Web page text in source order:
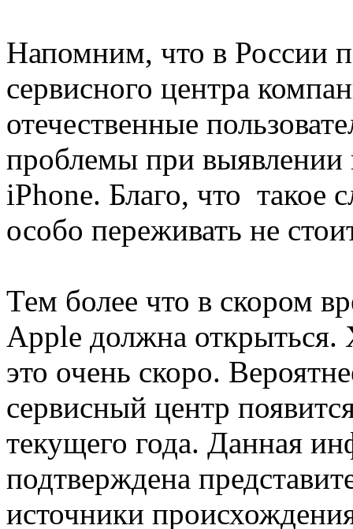
Напомним, что в России
сервисного центра
отечественные
проблемы при выявлении
iPhone. Благо, что такое
особо переживать не
Тем более что в скором
Apple должна открыться.
это очень скоро.
сервисный центр
текущего года. Данная
подтверждена
источники